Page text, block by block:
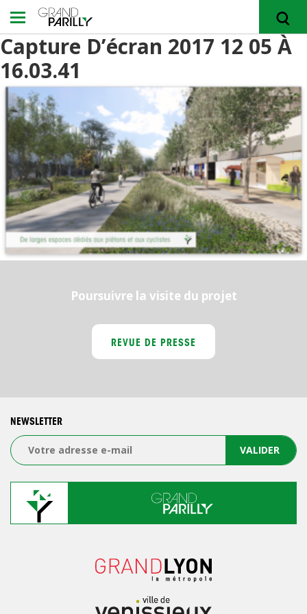
RECHERCHER
Capture D’écran 2017 12 05 À
16.03.41
Poursuivre la visite du projet
REVUE DE PRESSE
NEWSLETTER
VALIDER